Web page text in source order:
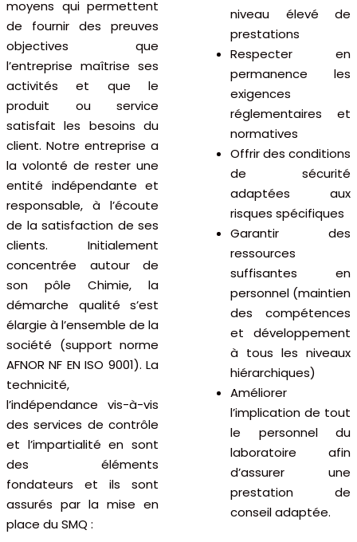
moyens qui permettent
de fournir des preuves
objectives que
l’entreprise maîtrise ses
activités et que le
produit ou service
satisfait les besoins du
client. Notre entreprise a
la volonté de rester une
entité indépendante et
responsable, à l’écoute
de la satisfaction de ses
clients. Initialement
concentrée autour de
son pôle Chimie, la
démarche qualité s’est
élargie à l’ensemble de la
société (support norme
AFNOR NF EN ISO 9001). La
technicité,
l’indépendance vis-à-vis
des services de contrôle
et l’impartialité en sont
des éléments
fondateurs et ils sont
assurés par la mise en
place du SMQ :
niveau élevé de
prestations
Respecter en
permanence les
exigences
réglementaires et
normatives
Offrir des conditions
de sécurité
adaptées aux
risques spécifiques
Garantir des
ressources
suffisantes en
personnel (maintien
des compétences
et développement
à tous les niveaux
hiérarchiques)
Améliorer
l’implication de tout
le personnel du
laboratoire afin
d’assurer une
prestation de
conseil adaptée.